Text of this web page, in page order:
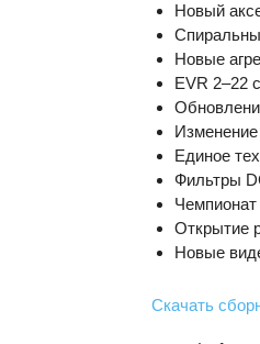
Новый
Новые
EVR 2–22
Единое
Фильтры
Открытие
Новые
Скачать